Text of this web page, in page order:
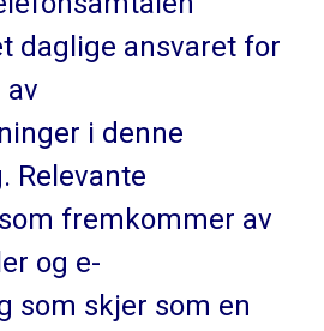
daglige ansvaret for
av
i denne
Relevante
fremkommer av
og e-
som skjer som en